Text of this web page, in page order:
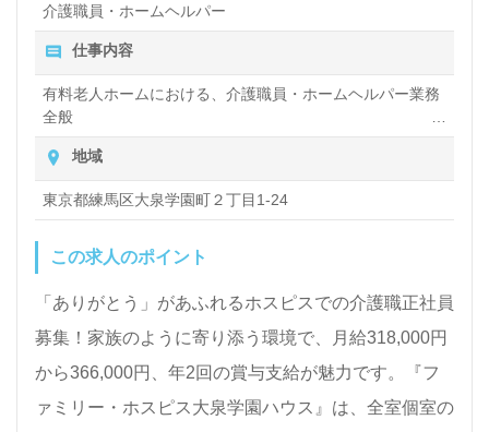
介護職員・ホームヘルパー
仕事内容
有料老人ホームにおける、介護職員・ホームヘルパー業務
全般
入浴や排せつ、食事などの身体的サポートや、買い物や掃
除、洗濯など日常生活のサポートなど
地域
東京都練馬区大泉学園町２丁目1-24
この求人のポイント
「ありがとう」があふれるホスピスでの介護職正社員
募集！家族のように寄り添う環境で、月給318,000円
から366,000円、年2回の賞与支給が魅力です。『フ
ァミリー・ホスピス大泉学園ハウス』は、全室個室の